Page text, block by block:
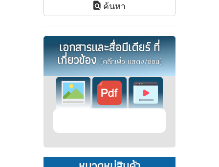
ค้นหา
เอกสารและสื่อมีเดียร์ ที่
เกี่ยวข้อง(คลิ๊กเพื่อ แสดง/ซ่อน)